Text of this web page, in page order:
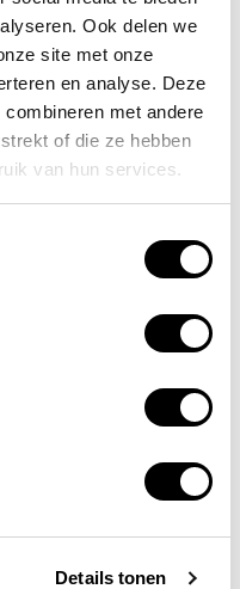
Ook delen we
site met onze
en analyse. Deze
met andere
of die ze hebben
van hun services.
Details tonen
hun dank uitspreken via
aan, zoals massages
met een hashtag om
voor collega’s die in
en inzet, geef je
de Dag van
FAQ)